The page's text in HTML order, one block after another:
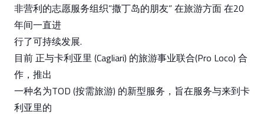
非营利的志愿服务组织”撒丁岛的朋友” 在旅游方面 在20
年间一直进
行了可持续发展.
目前 正与卡利亚里 (Cagliari) 的旅游事业联合(Pro Loco) 合
作，推出
一种名为TOD (按需旅游) 的新型服务，旨在服务与来到卡
利亚里的